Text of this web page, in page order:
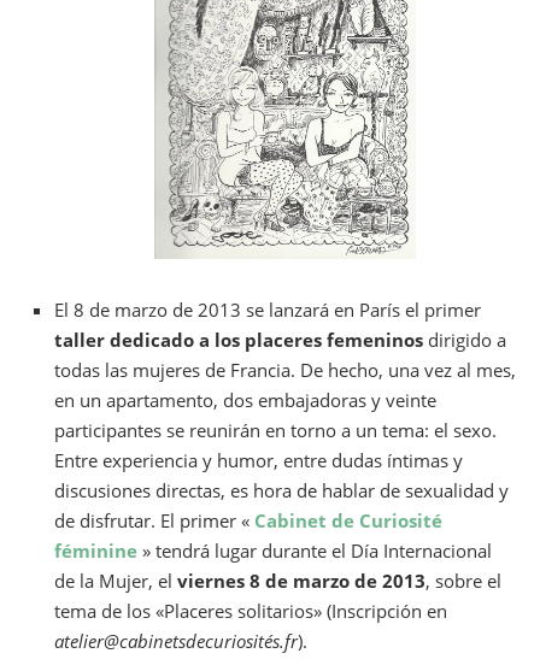
El 8 de marzo de 2013 se lanzará en París el primer
taller dedicado a los placeres femeninos dirigido a
todas las mujeres de Francia. De hecho, una vez al mes,
en un apartamento, dos embajadoras y veinte
participantes se reunirán en torno a un tema: el sexo.
Entre experiencia y humor, entre dudas íntimas y
discusiones directas, es hora de hablar de sexualidad y
de disfrutar. El primer « Cabinet de Curiosité
féminine » tendrá lugar durante el Día Internacional
de la Mujer, el viernes 8 de marzo de 2013, sobre el
tema de los «Placeres solitarios» (Inscripción en
atelier@cabinetsdecuriosités.fr).